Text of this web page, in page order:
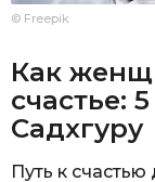
© Freepik
Как
счастье:
Садхгуру
Путь к